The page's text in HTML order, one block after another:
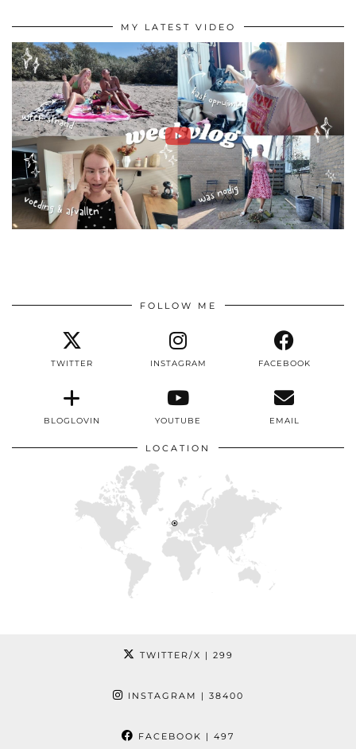
MY LATEST VIDEO
FOLLOW ME
TWITTER INSTAGRAM FACEBOOK
BLOGLOVIN YOUTUBE EMAIL
LOCATION
TWITTER/X | 299
INSTAGRAM | 38400
FACEBOOK | 497